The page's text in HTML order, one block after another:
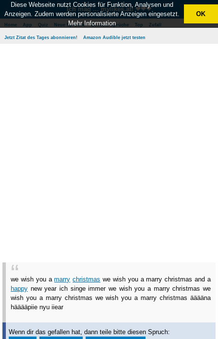
Ich mag ... mylikes.at! ❤❤❤
Home App Quiz Neue Sprüche Beliebte Sprüche Top Zufall
Jetzt Zitat des Tages abonnieren! Amazon Audible jetzt testen
we wish you amarry christmas we wish you a marry christmas and a
happy new year ich singe immer we wish you a marry christmas we
wish you a marry christmas we wish you a marry christmas ääääna
hääääpiie nyu iiear
Wenn dir das gefallen hat, dann teile bitte diesen Spruch:
Diese Webseite nutzt Cookies für Funktion, Analysen und
Anzeigen. Zudem werden personalisierte Anzeigen eingesetzt.
Mehr Information
OK